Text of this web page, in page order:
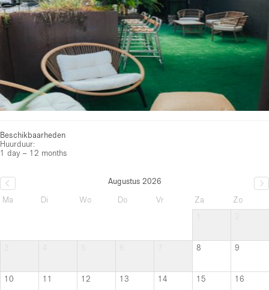
Beschikbaarheden
Huurduur:
1 day – 12 months
Augustus 2026
Ma
Di Wo Do Vr Za
Zo
8 9
10 11 12 13 14 15 16